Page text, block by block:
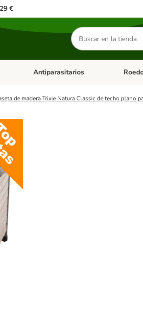
€
Buscar
productos
abierto: Gatos
Menú de categoria abierto: Dieta Vet.
Antiparasitarios Menú
de madera Trixie Natura Classic de techo plano